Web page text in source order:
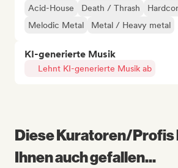
Acid-House Death / Thrash
Melodic Metal
Metal / Heavy metal
KI-generierte Musik
Lehnt KI-generierte Musik ab
Diese Kuratoren/Profis
Ihnen auch gefallen...